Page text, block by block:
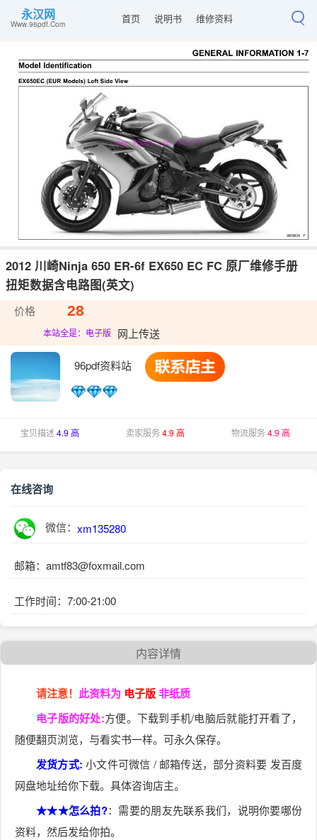
永汉网
Www.96pdf.Com 首页 说明书 维修资料
2012 川崎Ninja 650 ER-6f EX650 EC FC 原厂维修手册
扭矩数据含电路图(英文)
价格 28
本站全是：电子版 网上传送
96pdf资料站
宝贝描述 4.9 高 卖家服务4.9 高 物流服务4.9 高
在线咨询
微信： xm135280
邮箱：amtf83@foxmail.com
工作时间：7:00-21:00
内容详情
请注意！ 此资料为 电子版非纸质
电子版的好处:方便。下载到手机/电脑后就能打开看了，
随便翻页浏览，与看实书一样。可永久保存。
发货方式: 小文件可微信 / 邮箱传送，部分资料要 发百度
网盘地址给你下载。具体咨询店主。
★★★怎么拍?：需要的朋友先联系我们，说明你要哪份
资料，然后发给你拍。